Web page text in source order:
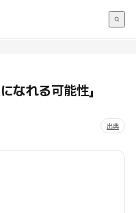
なれる可能性」
出典